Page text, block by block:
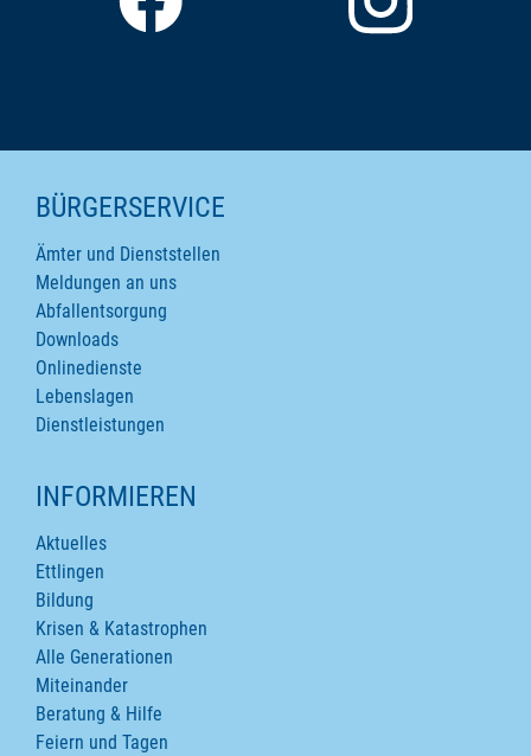
SEITENINHALTE
BÜRGERSERVICE
Ämter und Dienststellen
Meldungen an uns
Abfallentsorgung
Downloads
Onlinedienste
Lebenslagen
Dienstleistungen
INFORMIEREN
Aktuelles
Ettlingen
Bildung
Krisen & Katastrophen
Alle Generationen
Miteinander
Beratung & Hilfe
Feiern und Tagen